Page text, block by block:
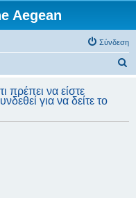
Aegean
Σύνδεση
πρέπει να είστε
για να δείτε το